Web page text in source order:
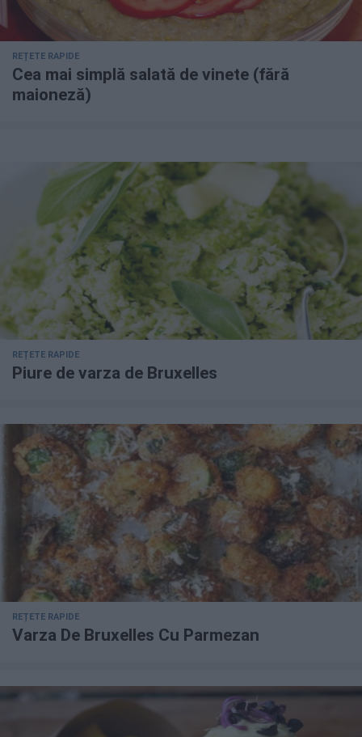
REȚETE RAPIDE
Cea mai simplă salată de vinete (fără
maioneză)
REȚETE RAPIDE
Piure de varza de Bruxelles
REȚETE RAPIDE
Varza De Bruxelles Cu Parmezan